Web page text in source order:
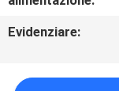
MAPPA
DEL
Evidenziare: